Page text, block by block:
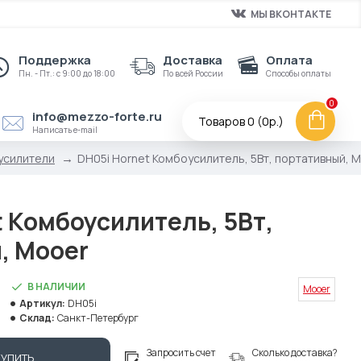
МЫ ВКОНТАКТЕ
Поддержка
Пн. - Пт.: с 9:00 до 18:00
Доставка
По всей России
Оплата
Способы оплаты
info@mezzo-forte.ru
Написать e-mail
Товаров 0 (0р.)
0
DH05i Hornet Комбоусилитель, 5Вт, портативный,
5Вт,
Mooer
В НАЛИЧИИ
Артикул: DH05i
Склад: Санкт-Петербург
Mooer
Запросить счет Сколько доставка?